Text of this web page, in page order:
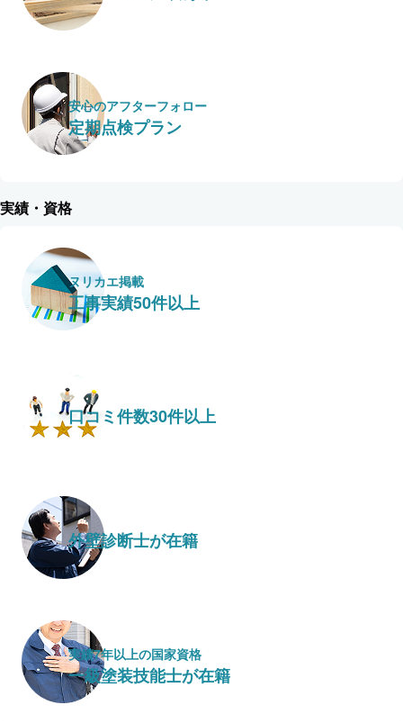
安心のアフターフォロー
定期点検プラン
実績・資格
ヌリカエ掲載
工事実績50件以上
口コミ件数30件以上
外壁診断士が在籍
実績7年以上の国家資格
一級塗装技能士が在籍